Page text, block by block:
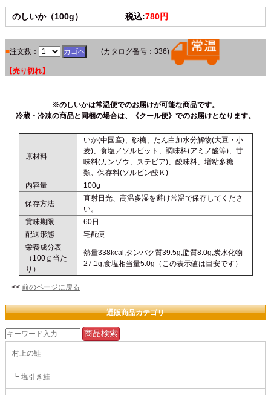
のしいか（100g） 税込:780円
■注文数： (カタログ番号：336)
【売り切れ】
※のしいかは常温便でのお届けが可能な商品です。
冷蔵・冷凍の商品と同梱の場合は、《クール便》でのお届けとなります。
原材料
いか(中国産)、砂糖、たん白加水分解物(大豆・小
麦)、食塩／ソルビット、調味料(アミノ酸等)、甘
味料(カンゾウ、ステビア)、酸味料、増粘多糖
類、保存料(ソルビン酸Ｋ)
内容量
100g
保存方法
直射日光、高温多湿を避け常温で保存してくださ
い。
賞味期限
60日
配送形態
宅配便
栄養成分表
（100ｇ当た
り）
熱量338kcal,タンパク質39.5g,脂質8.0g,炭水化物
27.1g,食塩相当量5.0g（この表示値は目安です）
<< 前のページに戻る
通販商品カテゴリ
村上の鮭
┗ 塩引き鮭